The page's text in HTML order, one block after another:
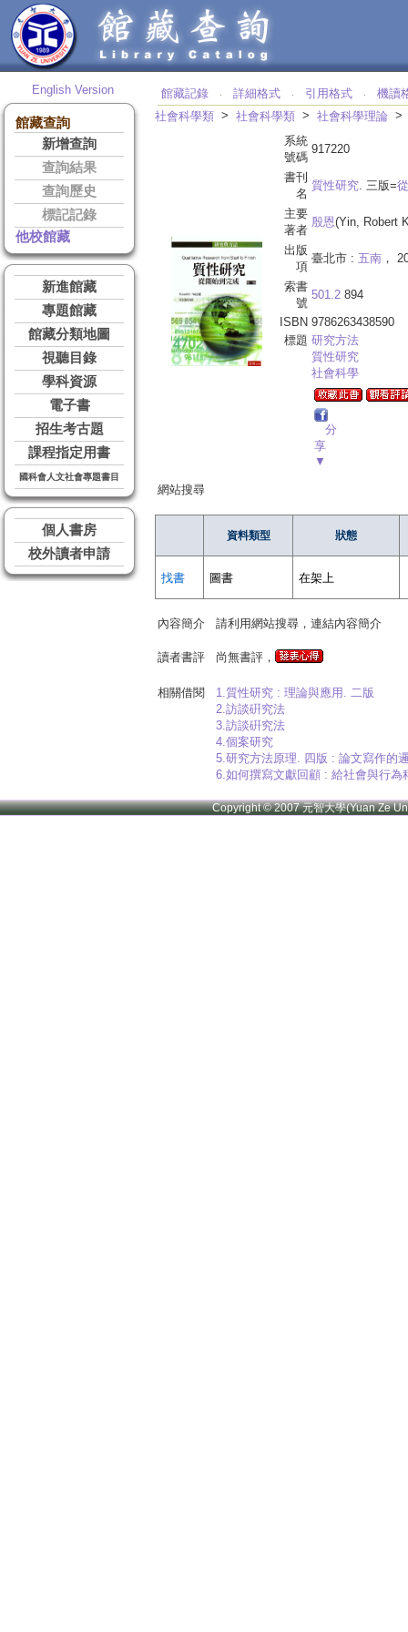
English Version
館藏查詢
新增查詢
查詢結果
查詢歷史
標記記錄
他校館藏
新進館藏
專題館藏
館藏分類地圖
視聽目錄
學科資源
電子書
招生考古題
課程指定用書
國科會人文社會專題書目
個人書房
校外讀者申請
館藏記錄 ‧ 詳細格式 ‧ 引用格式 ‧
機讀
社會科學類 > 社會科學類 > 社會科學理論
系統
號碼
917220
書刊
名
質性研究. 三版=
主要
著者
殷恩(Yin, Robert
出版
項
臺北市 : 五南 ，
索書
號
501.2 894
ISBN 9786263438590
標題 研究方法
質性研究
社會科學
分
享
▼
網站搜尋
資料類型 狀態
找書 圖書 在架上
內容簡介 請利用網站搜尋，連結內容簡介
讀者書評 尚無書評，
相關借閱
1.質性研究 : 理論與應用. 二版
2.訪談硏究法
3.訪談硏究法
4.個案研究
5.研究方法原理. 四版 : 論文寫作的
6.如何撰寫文獻回顧 : 給社會與行為
Copyright © 2007 元智大學(Yuan Ze